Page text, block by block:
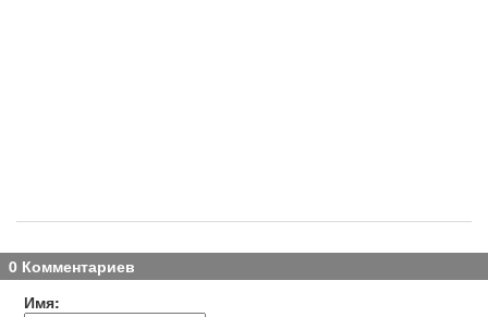
0 Комментариев
Имя: